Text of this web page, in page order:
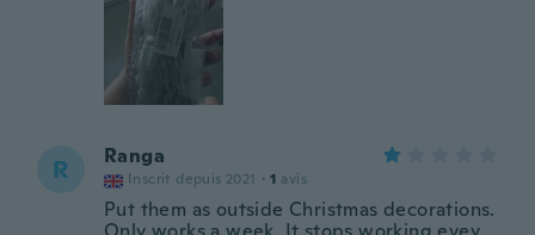
R Ranga
Inscrit depuis 2021 · 1 avis
Put them as outside Christmas decorations.